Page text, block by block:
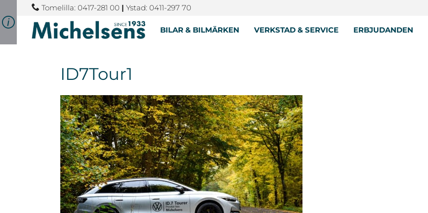
Tomelilla: 0417-281 00 | Ystad: 0411-297 70
BILAR & BILMÄRKEN VERKSTAD & SERVICE ERBJUDANDEN
ID7Tour1